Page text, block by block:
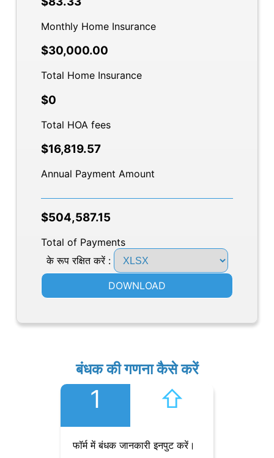
Monthly Home Insurance
$30,000.00
Total Home Insurance
$0
Total HOA fees
$16,819.57
Annual Payment Amount
$504,587.15
Total of Payments
के रूप रक्षित करें :
DOWNLOAD
बंधक की गणना कैसे करें
1 ⇧︎
फॉर्म में बंधक जानकारी इनपुट करें।